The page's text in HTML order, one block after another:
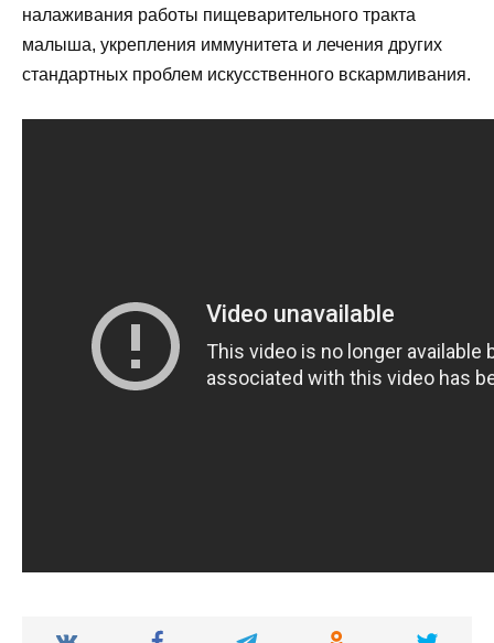
налаживания работы пищеварительного тракта
малыша, укрепления иммунитета и лечения других
стандартных проблем искусственного вскармливания.